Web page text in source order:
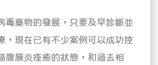
毒藥物的發展，只要及早診斷並
，現在已有不少案例可以成功控
腹膜炎痊癒的狀態，和過去相